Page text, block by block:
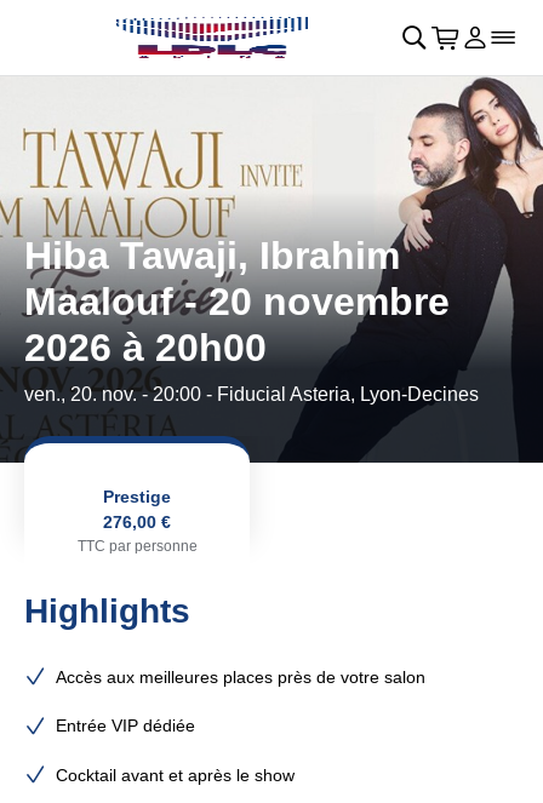
Retour au menu principal􀄫
􀊫 Cart
􀍩 Se
􀉩􀌇
Hiba Tawaji, Ibrahim
Maalouf - 20 novembre
2026 à 20h00
ven., 20. nov. - 20:00 - Fiducial Asteria, Lyon-Decines
Prestige
276,00 €
TTC par personne
Highlights
Accès aux meilleures places près de votre salon
Entrée VIP dédiée
Cocktail avant et après le show